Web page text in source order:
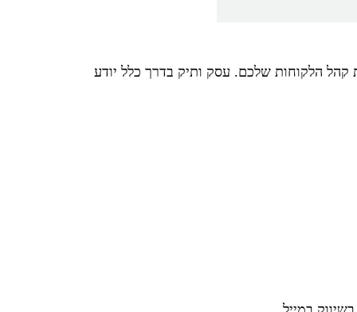
הלקוחות שלכם. עסק ותיק בדרך כלל יודע